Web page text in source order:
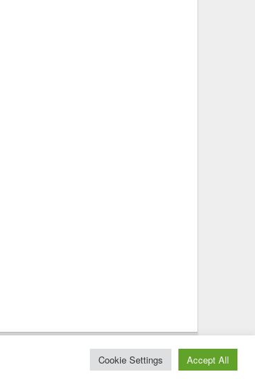
© 2025 – Magazine Poly – BKN
Cookie Settings Accept All